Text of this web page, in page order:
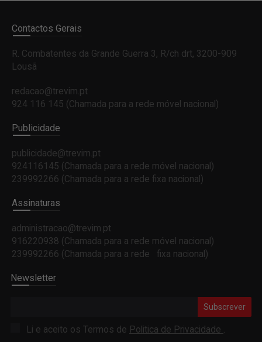
Contactos Gerais
R. Combatentes da Grande Guerra 3, R/ch drt, 3200-909
Lousã
redacao@trevim.pt
924 116 145 (Chamada para a rede móvel nacional)
Publicidade
publicidade@trevim.pt
924116145 (Chamada para a rede móvel nacional)
239992266 (Chamada para a rede fixa nacional)
Assinaturas
administracao@trevim.pt
916220938 (Chamada para a rede móvel nacional)
239992266 (Chamada para a rede fixa nacional)
Newsletter
Subscrever
Li e aceito os Termos de Politica de Privacidade .